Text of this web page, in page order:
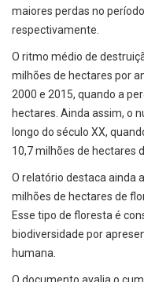
maiores perdas no
respectivamente.
O ritmo médio de
milhões de hectares por
2000 e 2015, quando a
hectares. Ainda assim, o
longo do século XX,
10,7 milhões de hectares
O relatório destaca ainda
milhões de hectares de
Esse tipo de floresta é
biodiversidade por
humana.